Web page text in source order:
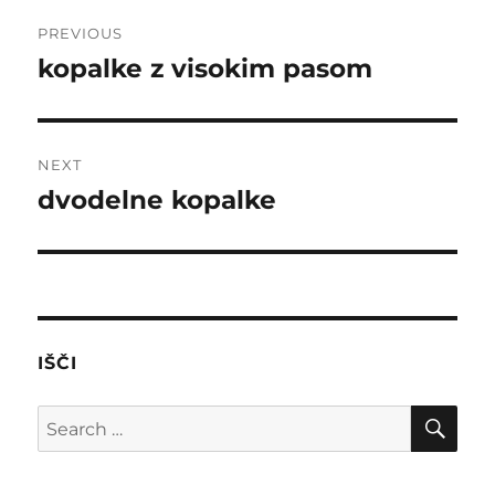
navigation
PREVIOUS
Previous
kopalke z visokim pasom
NEXT
Next
dvodelne kopalke
IŠČI
Search
for: